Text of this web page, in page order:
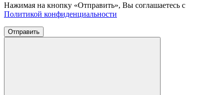
Нажимая на кнопку «Отправить», Вы соглашаетесь с
Политикой конфиденциальности
Отправить